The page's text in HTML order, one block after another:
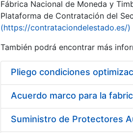
Mostrar/Ocultar
Mostrar/Ocultar
Fábrica Nacional de Moneda y
Plataforma de Contratación del
(https://contrataciondelestado.es/)
También podrá encontrar más
Pliego condiciones
Acuerdo marco para la